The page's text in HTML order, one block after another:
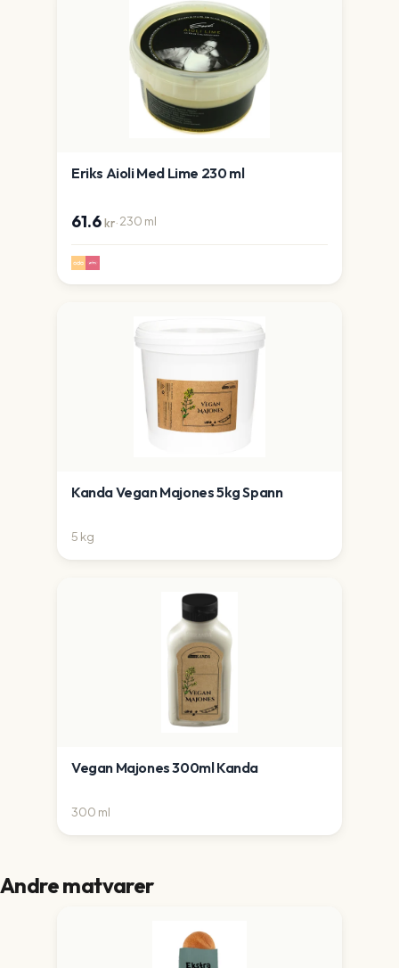
Eriks Aioli Med Lime 230 ml
61.6kr·230 ml
Kanda Vegan Majones 5kg Spann
5 kg
Vegan Majones 300ml Kanda
300 ml
Andre matvarer